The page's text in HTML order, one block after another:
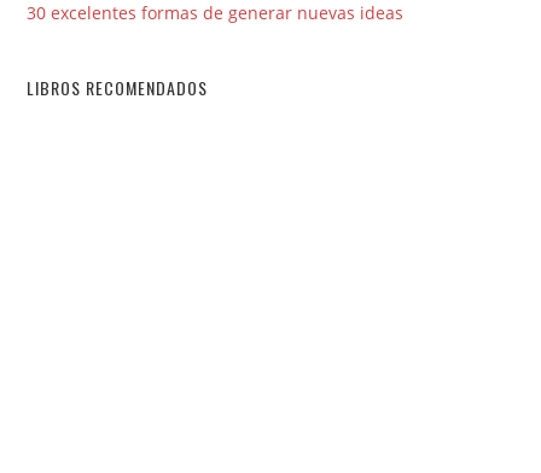
30 excelentes formas de generar nuevas ideas
LIBROS RECOMENDADOS